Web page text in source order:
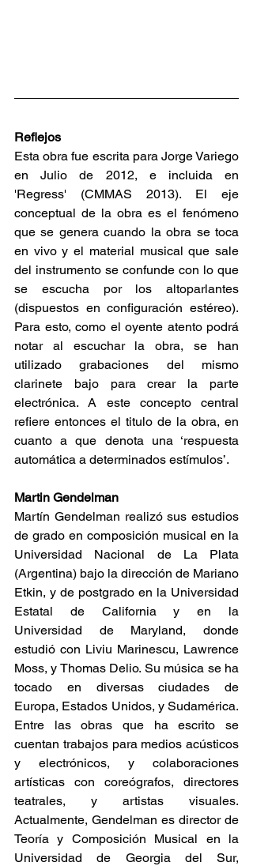
Reflejos
Esta obra fue escrita para Jorge Variego
en Julio de 2012, e incluida en
'Regress' (CMMAS 2013). El eje
conceptual de la obra es el fenómeno
que se genera cuando la obra se toca
en vivo y el material musical que sale
del instrumento se confunde con lo que
se escucha por los altoparlantes
(dispuestos en configuración estéreo).
Para esto, como el oyente atento podrá
notar al escuchar la obra, se han
utilizado grabaciones del mismo
clarinete bajo para crear la parte
electrónica. A este concepto central
refiere entonces el titulo de la obra, en
cuanto a que denota una ‘respuesta
automática a determinados estímulos’.
Martin Gendelman
Martín Gendelman realizó sus estudios
de grado en composición musical en la
Universidad Nacional de La Plata
(Argentina) bajo la dirección de Mariano
Etkin, y de postgrado en la Universidad
Estatal de California y en la
Universidad de Maryland, donde
estudió con Liviu Marinescu, Lawrence
Moss, y Thomas Delio. Su música se ha
tocado en diversas ciudades de
Europa, Estados Unidos, y Sudamérica.
Entre las obras que ha escrito se
cuentan trabajos para medios acústicos
y electrónicos, y colaboraciones
artísticas con coreógrafos, directores
teatrales, y artistas visuales.
Actualmente, Gendelman es director de
Teoría y Composición Musical en la
Universidad de Georgia del Sur,